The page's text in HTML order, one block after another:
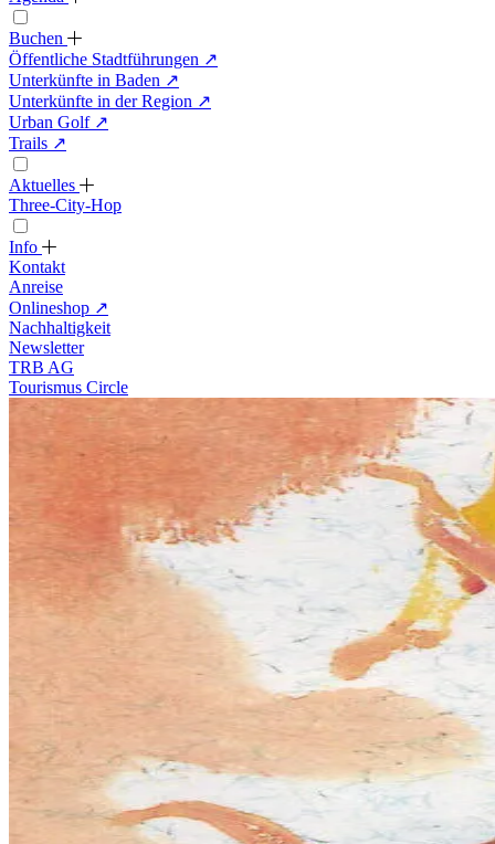
Buchen
Öffentliche Stadtführungen ↗
Unterkünfte in Baden ↗
Unterkünfte in der Region ↗
Urban Golf ↗
Trails ↗
Aktuelles
Three-City-Hop
Info
Kontakt
Anreise
Onlineshop ↗
Nachhaltigkeit
Newsletter
TRB AG
Tourismus Circle